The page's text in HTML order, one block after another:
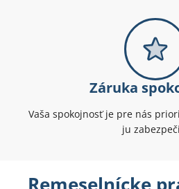
Záruka
Vaša spokojnosť je pre nás
ju